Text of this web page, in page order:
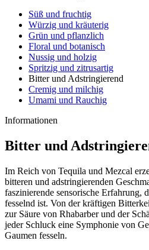
Süß und fruchtig
Würzig und kräuterig
Grün und pflanzlich
Floral und botanisch
Nussig und holzig
Spritzig und zitrusartig
Bitter und Adstringierend
Cremig und milchig
Umami und Rauchig
Informationen
Bitter und
Im Reich von Tequila und Mezcal
bitteren und adstringierenden
faszinierende sensorische Erfahrung,
fesselnd ist. Von der kräftigen
zur Säure von Rhabarber und der
jeder Schluck eine Symphonie von
Gaumen fesseln.